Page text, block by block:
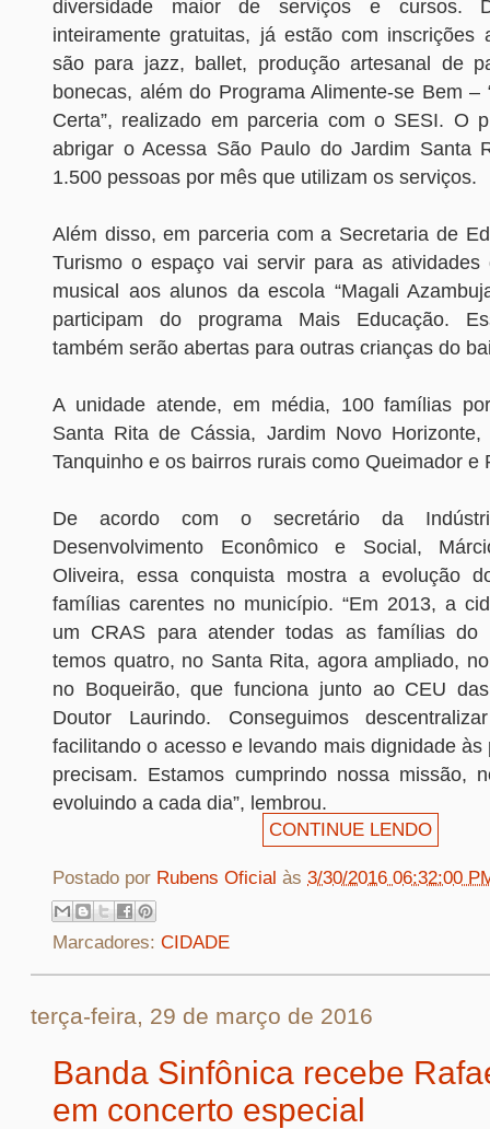
diversidade maior de serviços e cursos.
inteiramente gratuitas, já estão com inscrições
são para jazz, ballet, produção artesanal de
bonecas, além do Programa Alimente-se Bem –
Certa”, realizado em parceria com o SESI. O
abrigar o Acessa São Paulo do Jardim Santa
1.500 pessoas por mês que utilizam os serviços.
Além disso, em parceria com a Secretaria de
Turismo o espaço vai servir para as atividades
musical aos alunos da escola “Magali
participam do programa Mais Educação.
também serão abertas para outras crianças do
A unidade atende, em média, 100 famílias
Santa Rita de Cássia, Jardim Novo Horizonte,
Tanquinho e os bairros rurais como Queimador e
De acordo com o secretário da
Desenvolvimento Econômico e Social,
Oliveira, essa conquista mostra a evolução
famílias carentes no município. “Em 2013, a
um CRAS para atender todas as famílias do
temos quatro, no Santa Rita, agora ampliado,
no Boqueirão, que funciona junto ao CEU
Doutor Laurindo. Conseguimos
facilitando o acesso e levando mais dignidade às
precisam. Estamos cumprindo nossa missão,
evoluindo a cada dia”, lembrou.
CONTINUE LENDO
Postado por Rubens Oficial às 3/30/2016 06:32:00
Marcadores: CIDADE
terça-feira, 29 de março de 2016
Banda Sinfônica recebe
em concerto especial